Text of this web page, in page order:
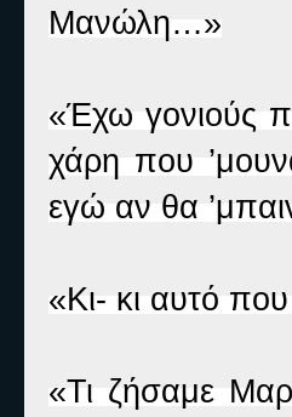
Μανώλη…»
«Έχω γονιούς
χάρη που
εγώ αν θα
«Κι- κι αυτό
«Τι ζήσαμε